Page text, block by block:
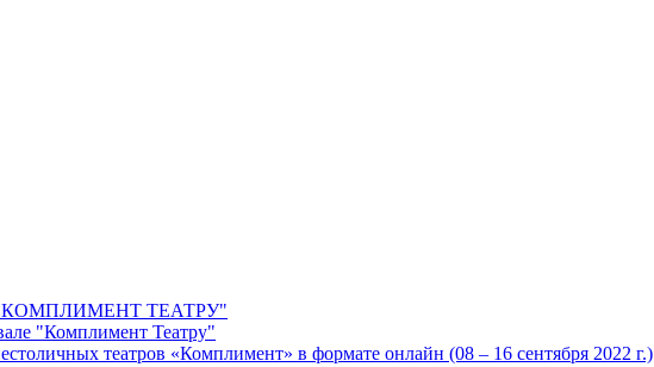
ТЕАТРУ"
"Комплимент Театру"
театров «Комплимент» в формате онлайн (08 – 16 сентября 2022 г.)